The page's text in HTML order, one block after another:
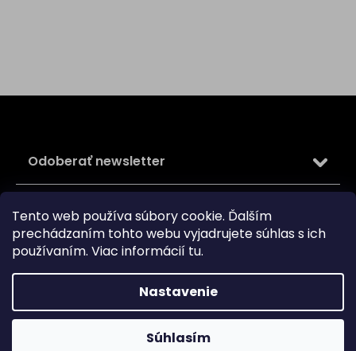
Tento web používa súbory cookie. Ďalším
prechádzaním tohto webu vyjadrujete súhlas s ich
používaním. Viac informácií tu.
Nastavenie
Súhlasím
i
Odoberať newsletter
o nových produktoch na našom e-shope.
Email
Vložením e-mailu súhlasíte spodmienkami ochrany
PRIHLÁSIŤ SA